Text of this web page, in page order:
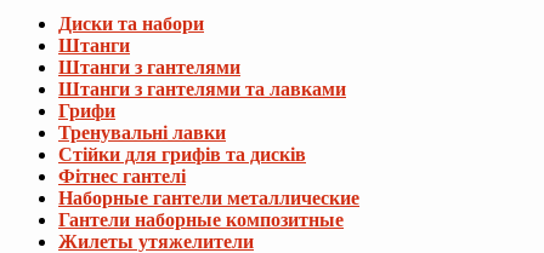
Диски та набори
Штанги
Штанги з гантелями
Штанги з гантелями та лавками
Грифи
Тренувальні лавки
Стійки для грифів та дисків
Фітнес гантелі
Наборные гантели металлические
Гантели наборные композитные
Жилеты утяжелители